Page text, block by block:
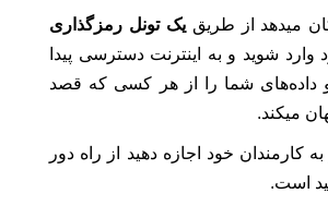
یک تونل رمزگذاری
شوید و به اینترنت دسترسی پیدا
داده‌های شما را از هر کسی که قصد
میکند.
به کارمندان خود اجازه دهید از راه دور
است.